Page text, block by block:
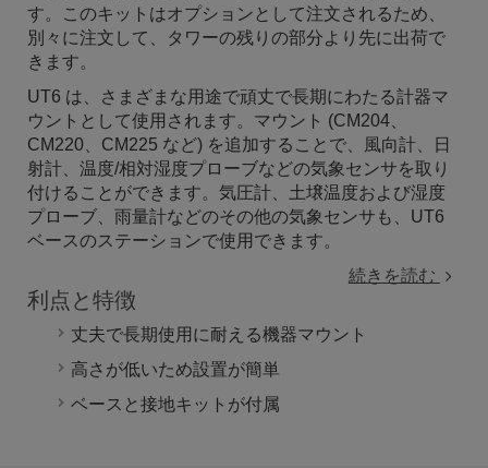
す。このキットはオプションとして注文されるため、
別々に注文して、タワーの残りの部分より先に出荷で
きます。
UT6 は、さまざまな用途で頑丈で長期にわたる計器マ
ウントとして使用されます。マウント (CM204、
CM220、CM225 など) を追加することで、風向計、日
射計、温度/相対湿度プローブなどの気象センサを取り
付けることができます。気圧計、土壌温度および湿度
プローブ、雨量計などのその他の気象センサも、UT6
ベースのステーションで使用できます。
続きを読む
利点と特徴
丈夫で長期使用に耐える機器マウント
高さが低いため設置が簡単
ベースと接地キットが付属